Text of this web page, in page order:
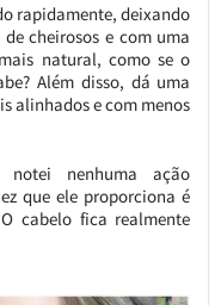
rapidamente, deixando
cheirosos e com uma
natural, como se o
Além disso, dá uma
alinhados e com menos
nenhuma ação
que ele proporciona é
cabelo fica realmente